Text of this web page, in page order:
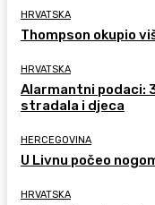
HRVATSKA
Thompson okupio
HRVATSKA
Alarmantni podaci:
stradala i djeca
HERCEGOVINA
U Livnu počeo
HRVATSKA